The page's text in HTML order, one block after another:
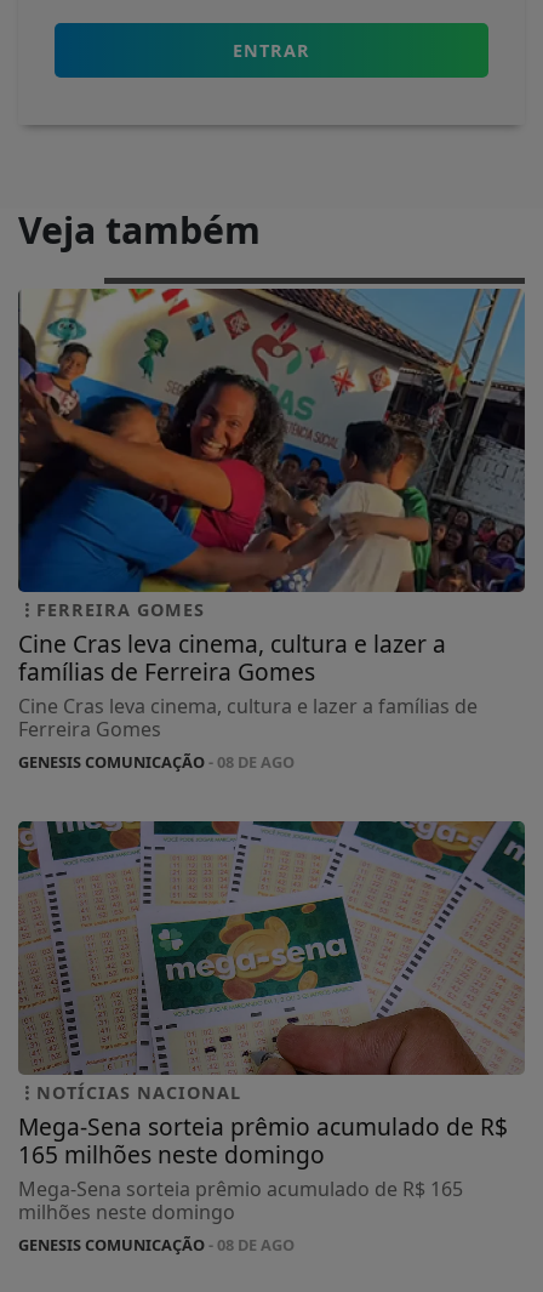
ENTRAR
Veja também
FERREIRA GOMES
Cine Cras leva cinema, cultura e lazer a
famílias de Ferreira Gomes
Cine Cras leva cinema, cultura e lazer a famílias de
Ferreira Gomes
GENESIS COMUNICAÇÃO- 08 DE AGO
NOTÍCIAS NACIONAL
Mega-Sena sorteia prêmio acumulado de R$
165 milhões neste domingo
Mega-Sena sorteia prêmio acumulado de R$ 165
milhões neste domingo
GENESIS COMUNICAÇÃO- 08 DE AGO